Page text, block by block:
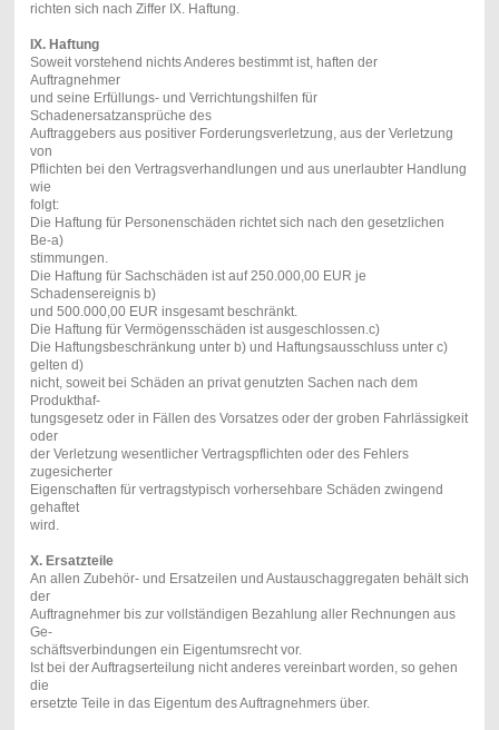
richten sich nach Ziffer IX. Haftung.
IX. Haftung
Soweit vorstehend nichts Anderes bestimmt ist, haften der
Auftragnehmer
und seine Erfüllungs- und Verrichtungshilfen für
Schadenersatzansprüche des
Auftraggebers aus positiver Forderungsverletzung, aus der Verletzung
von
Pflichten bei den Vertragsverhandlungen und aus unerlaubter Handlung
wie
folgt:
Die Haftung für Personenschäden richtet sich nach den gesetzlichen
Be-a)
stimmungen.
Die Haftung für Sachschäden ist auf 250.000,00 EUR je
Schadensereignis b)
und 500.000,00 EUR insgesamt beschränkt.
Die Haftung für Vermögensschäden ist ausgeschlossen. c)
Die Haftungsbeschränkung unter b) und Haftungsausschluss unter c)
gelten d)
nicht, soweit bei Schäden an privat genutzten Sachen nach dem
Produkthaf-
tungsgesetz oder in Fällen des Vorsatzes oder der groben Fahrlässigkeit
oder
der Verletzung wesentlicher Vertragspflichten oder des Fehlers
zugesicherter
Eigenschaften für vertragstypisch vorhersehbare Schäden zwingend
gehaftet
wird.
X. Ersatzteile
An allen Zubehör- und Ersatzeilen und Austauschaggregaten behält sich
der
Auftragnehmer bis zur vollständigen Bezahlung aller Rechnungen aus
Ge-
schäftsverbindungen ein Eigentumsrecht vor.
Ist bei der Auftragserteilung nicht anderes vereinbart worden, so gehen
die
ersetzte Teile in das Eigentum des Auftragnehmers über.